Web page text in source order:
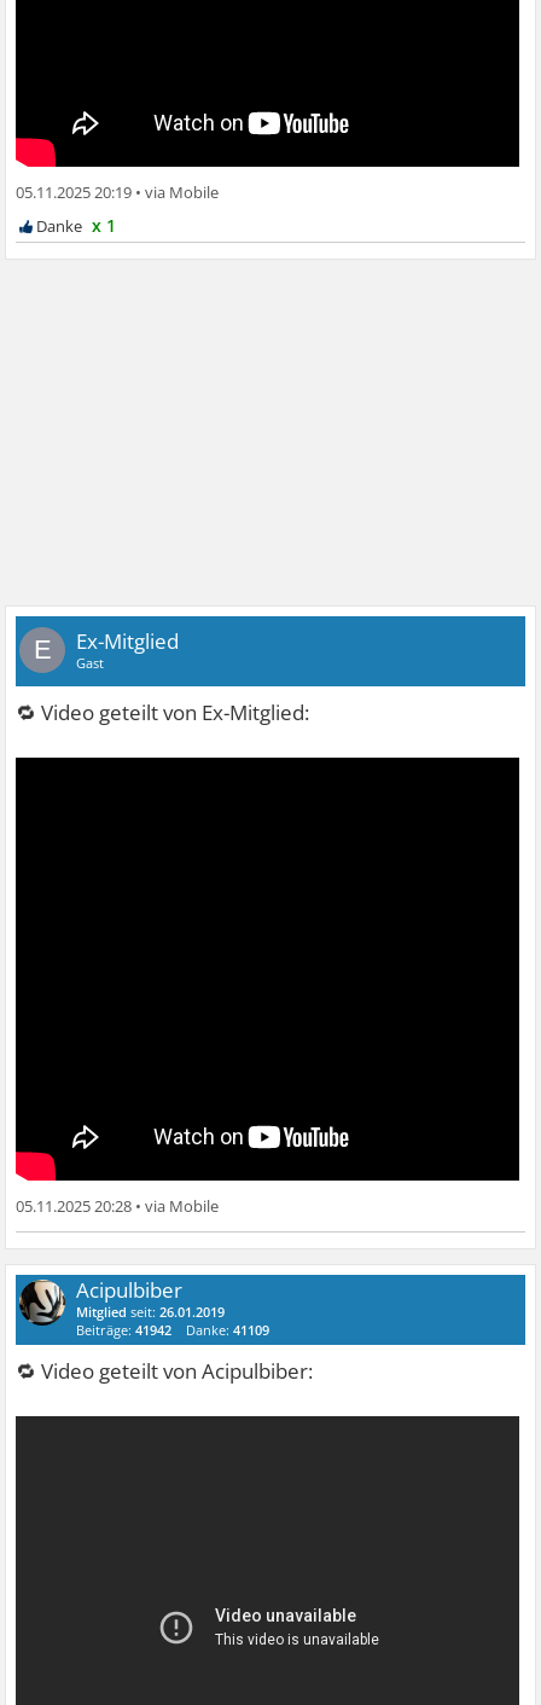
05.11.2025 20:19 •
x 1
E Ex-Mitglied
Gast
🔁 Video geteilt von Ex-Mitglied:
05.11.2025 20:28 •
Acipulbiber
Mitglied seit:26.01.2019
Beiträge:41942 Danke:41109
🔁 Video geteilt von Acipulbiber: